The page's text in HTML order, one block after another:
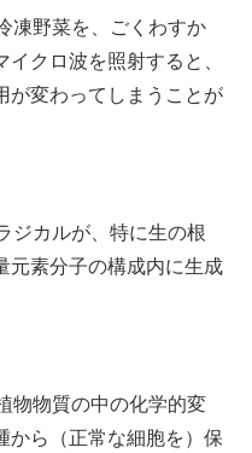
凍野菜を、ごくわすか
クロ波を照射すると、
が変わってしまうことが
ジカルが、特に生の根
元素分子の構成内に生成
物物質の中の化学的変
から（正常な細胞を）保